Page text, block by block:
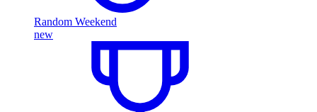
Random Weekend
new